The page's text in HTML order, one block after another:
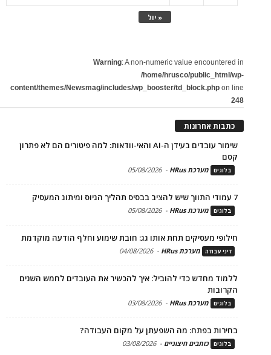
« יול
Warning: A non-numeric value encountered in
/home/hrusco/public_html/wp-
content/themes/Newsmag/includes/wp_booster/td_block.php on line
248
כתבות אחרונות
שימור עובדים בעידן ה-AI והאי-וודאות: למה פיטורים הם לא פתרון
קסם
בלוגים מערכת HRus -
05/08/2026
7 עמודי התווך שיש להציב בבסיס תהליך הגיוס ומיתוג המעסיק
בלוגים מערכת HRus -
05/08/2026
חילופי מעסיקים תחת אותו גג: חובת שימוע וחלף הודעה מוקדמת
דיני עבודה מערכת HRus -
04/08/2026
ללמוד מחדש כדי להוביל: איך להכשיר את העובדים לחמש השנים
הקרובות
בלוגים מערכת HRus -
03/08/2026
בחירות בפתח: מה השפעתן על מקום העבודה?
בלוגים כותבים חיצוניים -
03/08/2026